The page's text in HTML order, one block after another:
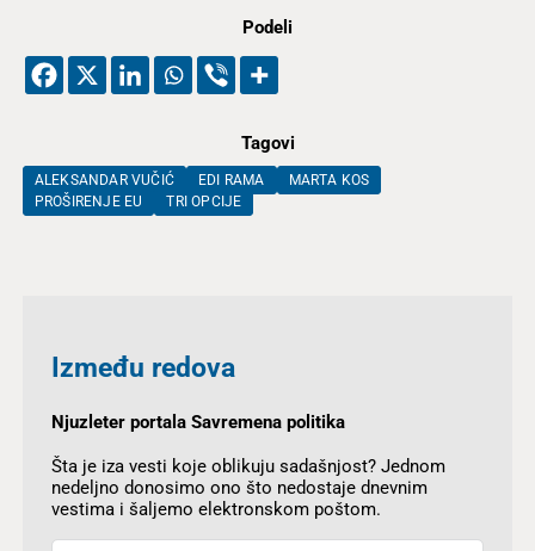
Podeli
Tagovi
ALEKSANDAR VUČIĆ EDI RAMA
MARTA KOS
PROŠIRENJE EU
TRI OPCIJE
Između redova
Njuzleter portala Savremena politika
Šta je iza vesti koje oblikuju sadašnjost? Jednom
nedeljno donosimo ono što nedostaje dnevnim
vestima i šaljemo elektronskom poštom.